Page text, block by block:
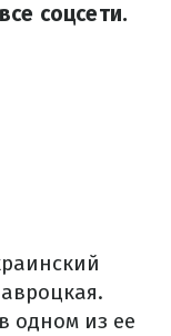
соцсети.
одном из ее